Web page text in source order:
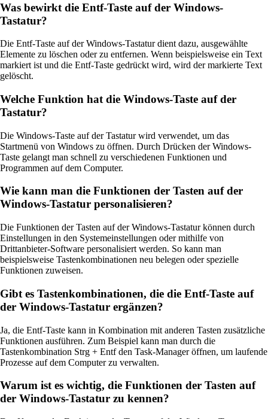
Was bewirkt die Entf-Taste auf der Windows-
Tastatur?
Die Entf-Taste auf der Windows-Tastatur dient dazu, ausgewählte
Elemente zu löschen oder zu entfernen. Wenn beispielsweise ein Text
markiert ist und die Entf-Taste gedrückt wird, wird der markierte Text
gelöscht.
Welche Funktion hat die Windows-Taste auf der
Tastatur?
Die Windows-Taste auf der Tastatur wird verwendet, um das
Startmenü von Windows zu öffnen. Durch Drücken der Windows-
Taste gelangt man schnell zu verschiedenen Funktionen und
Programmen auf dem Computer.
Wie kann man die Funktionen der Tasten auf der
Windows-Tastatur personalisieren?
Die Funktionen der Tasten auf der Windows-Tastatur können durch
Einstellungen in den Systemeinstellungen oder mithilfe von
Drittanbieter-Software personalisiert werden. So kann man
beispielsweise Tastenkombinationen neu belegen oder spezielle
Funktionen zuweisen.
Gibt es Tastenkombinationen, die die Entf-Taste auf
der Windows-Tastatur ergänzen?
Ja, die Entf-Taste kann in Kombination mit anderen Tasten zusätzliche
Funktionen ausführen. Zum Beispiel kann man durch die
Tastenkombination Strg + Entf den Task-Manager öffnen, um laufende
Prozesse auf dem Computer zu verwalten.
Warum ist es wichtig, die Funktionen der Tasten auf
der Windows-Tastatur zu kennen?